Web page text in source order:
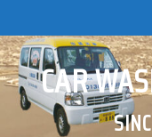
to
contentCAR